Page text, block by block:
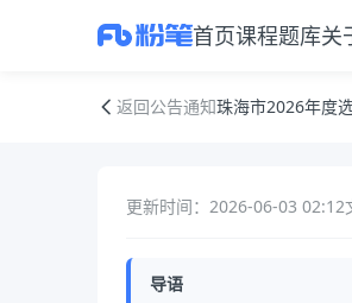
首页课程题库关
返回公告通知珠海市2026年度
更新时间：2026-06-03 02:12
导语